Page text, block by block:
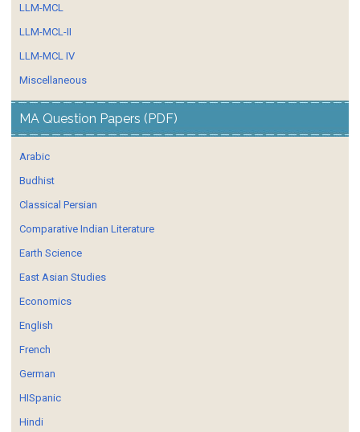
LLM-MCL
LLM-MCL-II
LLM-MCL IV
Miscellaneous
MA Question Papers (PDF)
Arabic
Budhist
Classical Persian
Comparative Indian Literature
Earth Science
East Asian Studies
Economics
English
French
German
HISpanic
Hindi